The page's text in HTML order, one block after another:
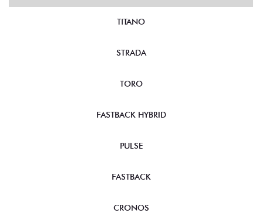
TITANO
STRADA
TORO
FASTBACK HYBRID
PULSE
FASTBACK
CRONOS